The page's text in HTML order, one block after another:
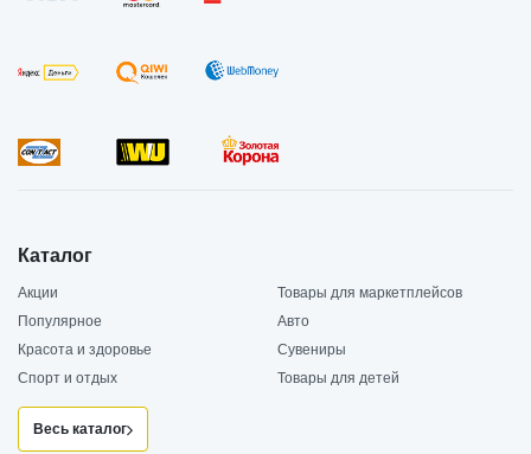
Каталог
Акции
Товары для маркетплейсов
Популярное
Авто
Красота и здоровье
Сувениры
Спорт и отдых
Товары для детей
Весь каталог